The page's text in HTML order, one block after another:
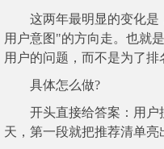
这两年最明显的变化是
用户意图"的方向走。也就
用户的问题，而不是为了排
具体怎么做?
开头直接给答案：用户
天，第一段就把推荐清单亮